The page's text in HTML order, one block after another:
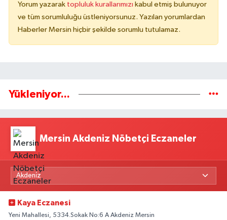
Yorum yazarak topluluk kurallarımızı kabul etmiş bulunuyor
ve tüm sorumluluğu üstleniyorsunuz. Yazılan yorumlardan
Haberler Mersin hiçbir şekilde sorumlu tutulamaz.
Yükleniyor...
Mersin Akdeniz Nöbetçi Eczaneler
Kaya Eczanesi
Yeni Mahallesi, 5334.Sokak No:6 A Akdeniz Mersin